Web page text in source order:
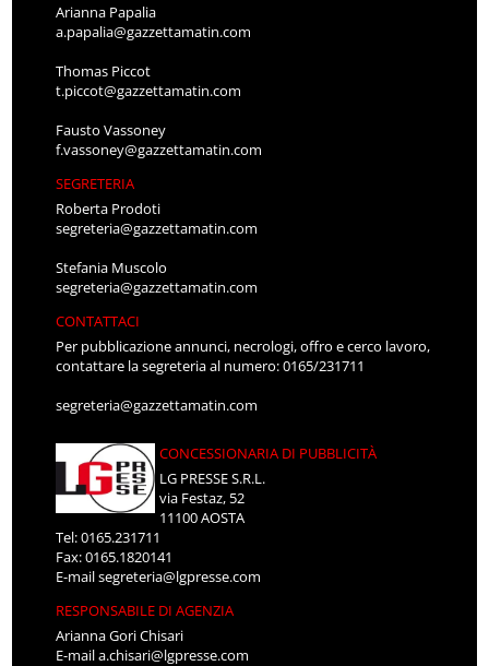
Arianna Papalia
a.papalia@gazzettamatin.com
Thomas Piccot
t.piccot@gazzettamatin.com
Fausto Vassoney
f.vassoney@gazzettamatin.com
SEGRETERIA
Roberta Prodoti
segreteria@gazzettamatin.com
Stefania Muscolo
segreteria@gazzettamatin.com
CONTATTACI
Per pubblicazione annunci, necrologi, offro e cerco lavoro,
contattare la segreteria al numero: 0165/231711
segreteria@gazzettamatin.com
CONCESSIONARIA DI PUBBLICITÀ
LG PRESSE S.R.L.
via Festaz, 52
11100 AOSTA
Tel: 0165.231711
Fax: 0165.1820141
E-mailsegreteria@lgpresse.com
RESPONSABILE DI AGENZIA
Arianna Gori Chisari
E-maila.chisari@lgpresse.com